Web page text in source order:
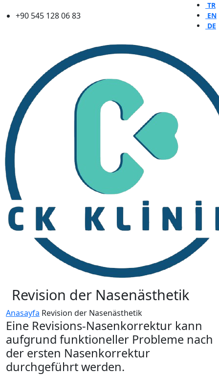
+90 545 128 06 83
TR
EN
DE
Revision der Nasenästhetik
Anasayfa Revision der Nasenästhetik
Eine Revisions-Nasenkorrektur kann
aufgrund funktioneller Probleme nach
der ersten Nasenkorrektur
durchgeführt werden.